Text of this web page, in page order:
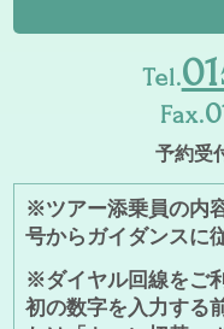
Tel.
Fax.
予約受
※ツアー添乗員の内
号からガイダンスに
※ダイヤル回線をご
初の数字を入力する